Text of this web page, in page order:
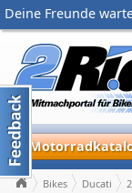
Deine Freunde
Bikes Ducati